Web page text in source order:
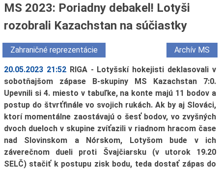
MS 2023: Poriadny debakel! Lotyši
rozobrali Kazachstan na súčiastky
Zahraničné reprezentácie Archív MS
20.05.2023 21:52 RIGA - Lotyšskí hokejisti deklasovali v
sobotňajšom zápase B-skupiny MS Kazachstan 7:0.
Upevnili si 4. miesto v tabuľke, na konte majú 11 bodov a
postup do štvrťfinále vo svojich rukách. Ak by aj Slováci,
ktorí momentálne zaostávajú o šesť bodov, vo zvyšných
dvoch dueloch v skupine zvíťazili v riadnom hracom čase
nad Slovinskom a Nórskom, Lotyšom bude v ich
záverečnom dueli proti Švajčiarsku (v utorok 19.20
SELČ) stačiť k postupu zisk bodu, teda dostať zápas do